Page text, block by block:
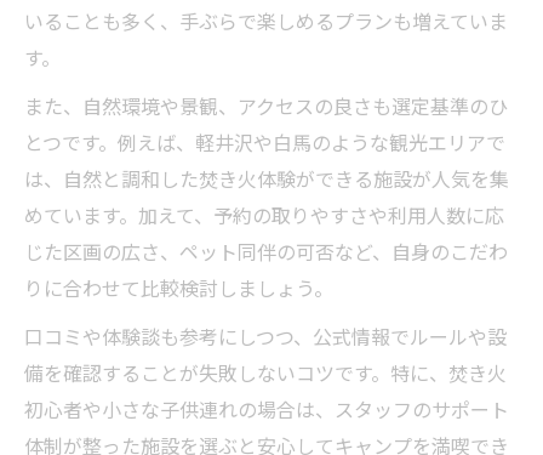
いることも多く、手ぶらで楽しめるプランも増えていま
す。
また、自然環境や景観、アクセスの良さも選定基準のひ
とつです。例えば、軽井沢や白馬のような観光エリアで
は、自然と調和した焚き火体験ができる施設が人気を集
めています。加えて、予約の取りやすさや利用人数に応
じた区画の広さ、ペット同伴の可否など、自身のこだわ
りに合わせて比較検討しましょう。
口コミや体験談も参考にしつつ、公式情報でルールや設
備を確認することが失敗しないコツです。特に、焚き火
初心者や小さな子供連れの場合は、スタッフのサポート
体制が整った施設を選ぶと安心してキャンプを満喫でき